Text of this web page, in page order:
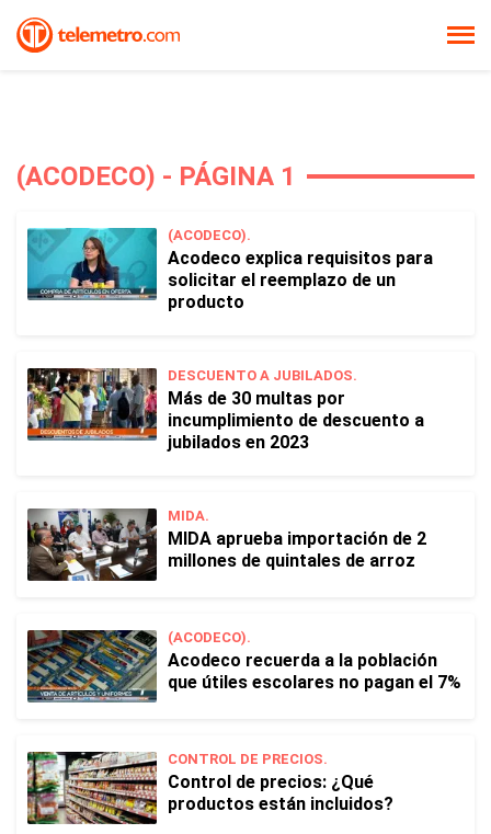
(ACODECO) - PÁGINA 1
(ACODECO).
Acodeco explica requisitos para
solicitar el reemplazo de un
producto
DESCUENTO A JUBILADOS.
Más de 30 multas por
incumplimiento de descuento a
jubilados en 2023
MIDA.
MIDA aprueba importación de 2
millones de quintales de arroz
(ACODECO).
Acodeco recuerda a la población
que útiles escolares no pagan el 7%
CONTROL DE PRECIOS.
Control de precios: ¿Qué
productos están incluidos?